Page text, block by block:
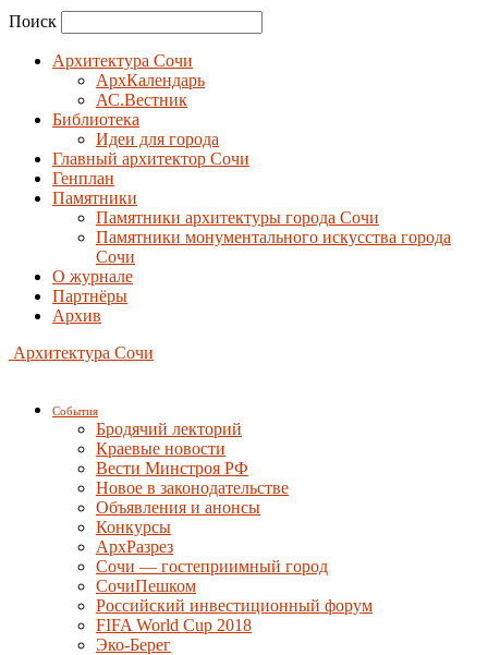
Поиск
Архитектура Сочи
АрхКалендарь
АС.Вестник
Библиотека
Идеи для города
Главный архитектор Сочи
Генплан
Памятники
Памятники архитектуры города Сочи
Памятники монументального искусства города
Сочи
О журнале
Партнёры
Архив
Архитектура Сочи
События
Бродячий лекторий
Краевые новости
Вести Минстроя РФ
Новое в законодательстве
Объявления и анонсы
Конкурсы
АрхРазрез
Сочи — гостеприимный город
СочиПешком
Российский инвестиционный форум
FIFA World Cup 2018
Эко-Берег